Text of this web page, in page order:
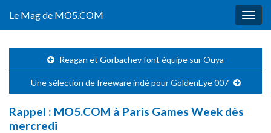
Le Mag de MO5.COM
Reagan et Gorbachev font équipe sur Ouya
Une sélection de freeware indé pour GoldenEye 007
Rappel : MO5.COM à Paris Games Week dès
mercredi